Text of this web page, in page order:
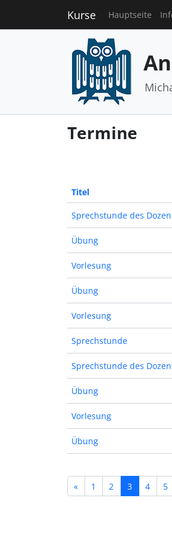
Kurse Hauptseite
Termine
Titel
Sprechstunde des
Übung
Vorlesung
Übung
Vorlesung
Sprechstunde
Sprechstunde des
Übung
Vorlesung
Übung
« 1 2 3 4 5